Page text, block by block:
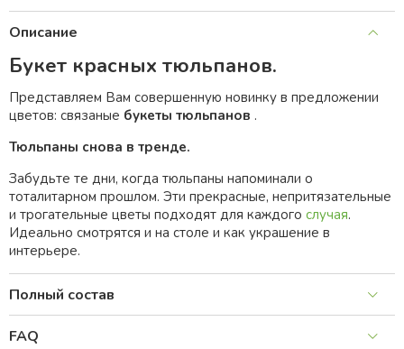
Описание
Букет красных тюльпанов.
Представляем Вам совершенную новинку в предложении
цветов: cвязaные букеты тюльпанов .
Тюльпаны снова в трендe.
Забудьте те дни, когда тюльпаны напоминали о
тоталитарном прошлом. Эти прекрасные, непритязательные
и трогательные цветы подходят для каждого случая.
Идеально смотрятся и на столе и как украшение в
интерьере.
Полный состав
FAQ